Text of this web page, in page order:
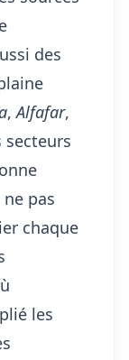
des
,Alfafar,
pas
chaque
les